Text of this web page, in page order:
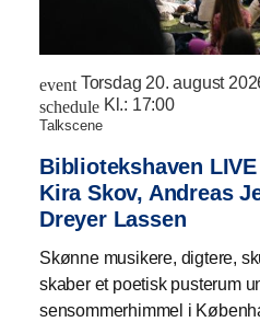
event Torsdag 20. august
schedule Kl.: 17:00
talkscene
Bibliotekshaven
Kira Skov, Andreas
Dreyer Lassen
Skønne musikere, digtere,
skaber et poetisk pusterum
sensommerhimmel i